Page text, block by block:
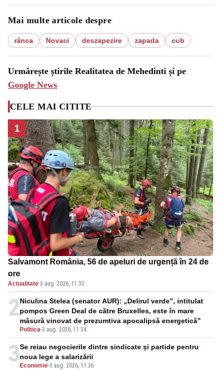
Mai multe articole despre
rânca Novaci deszapezire zapada cub
Urmărește știrile Realitatea de Mehedinti și pe
Google News
CELE MAI CITITE
1
Salvamont România, 56 de apeluri de urgență în 24 de
ore
Actualitate·3 aug. 2026, 11:33
2
Politica-3 aug. 2026, 11:34
Niculina Stelea (senator AUR): „Delirul verde”, intitulat
pompos Green Deal de către Bruxelles, este în mare
măsură vinovat de prezumtiva apocalipsă energetică”
3 Economie-3 aug. 2026, 11:36
Se reiau negocierile dintre sindicate și partide pentru
noua lege a salarizării